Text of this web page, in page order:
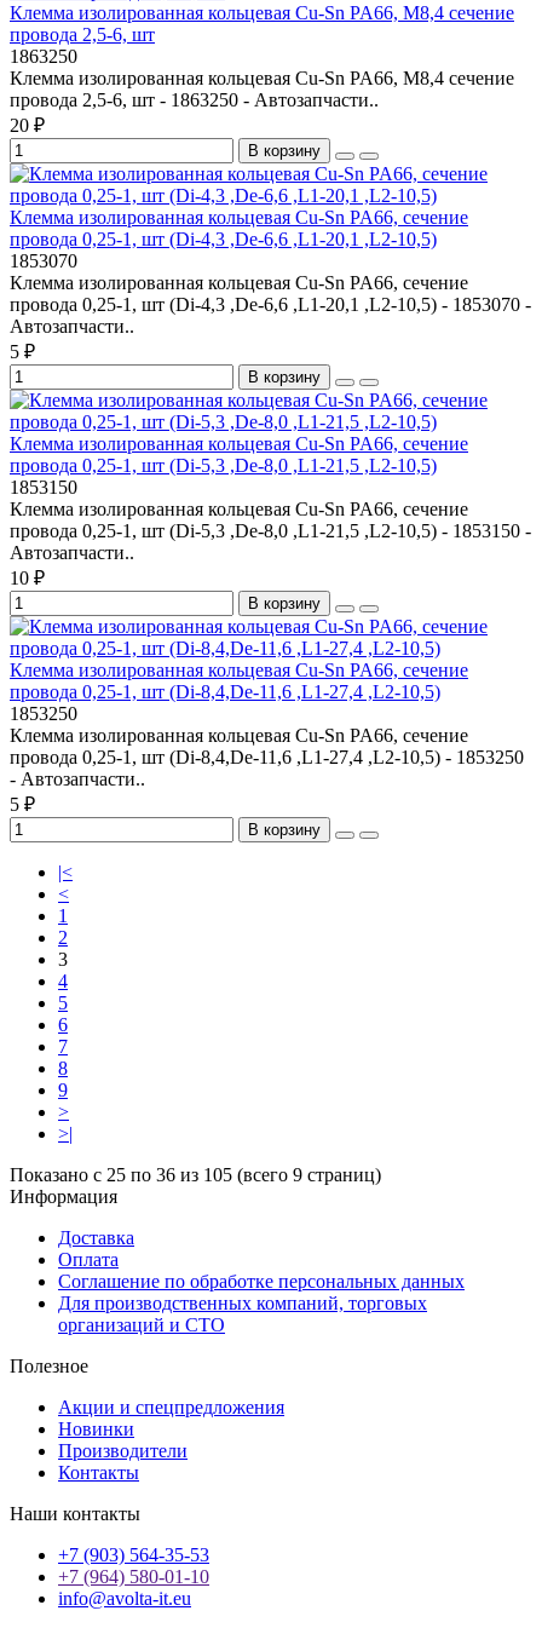
Клемма изолированная кольцевая Cu-Sn PA66, М8,4 сечение
провода 2,5-6, шт
1863250
Клемма изолированная кольцевая Cu-Sn PA66, М8,4 сечение
провода 2,5-6, шт - 1863250 - Автозапчасти..
20 ₽
В корзину
Клемма изолированная кольцевая Cu-Sn PA66, сечение
провода 0,25-1, шт (Di-4,3 ,De-6,6 ,L1-20,1 ,L2-10,5)
1853070
Клемма изолированная кольцевая Cu-Sn PA66, сечение
провода 0,25-1, шт (Di-4,3 ,De-6,6 ,L1-20,1 ,L2-10,5) - 1853070 -
Автозапчасти..
5 ₽
В корзину
Клемма изолированная кольцевая Cu-Sn PA66, сечение
провода 0,25-1, шт (Di-5,3 ,De-8,0 ,L1-21,5 ,L2-10,5)
1853150
Клемма изолированная кольцевая Cu-Sn PA66, сечение
провода 0,25-1, шт (Di-5,3 ,De-8,0 ,L1-21,5 ,L2-10,5) - 1853150 -
Автозапчасти..
10 ₽
В корзину
Клемма изолированная кольцевая Cu-Sn PA66, сечение
провода 0,25-1, шт (Di-8,4,De-11,6 ,L1-27,4 ,L2-10,5)
1853250
Клемма изолированная кольцевая Cu-Sn PA66, сечение
провода 0,25-1, шт (Di-8,4,De-11,6 ,L1-27,4 ,L2-10,5) - 1853250
- Автозапчасти..
5 ₽
В корзину
|<
<
1
2
3
4
5
6
7
8
9
>
>|
Показано с 25 по 36 из 105 (всего 9 страниц)
Информация
Доставка
Оплата
Соглашение по обработке персональных данных
Для производственных компаний, торговых
организаций и СТО
Полезное
Акции и спецпредложения
Новинки
Производители
Контакты
Наши контакты
+7 (903) 564-35-53
+7 (964) 580-01-10
info@avolta-it.eu